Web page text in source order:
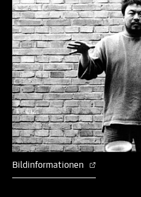
Bildinformationen